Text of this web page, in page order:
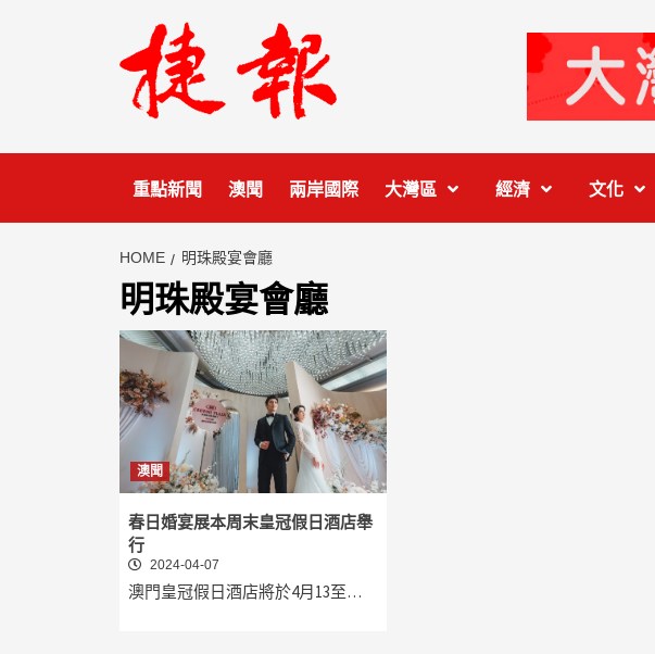
重點新聞 澳聞 兩岸國際 大灣區 經濟 文化
HOME 明珠殿宴會廳
明珠殿宴會廳
澳聞
春日婚宴展本周末皇冠假日酒店舉
行
2024-04-07
澳門皇冠假日酒店將於4月13至…